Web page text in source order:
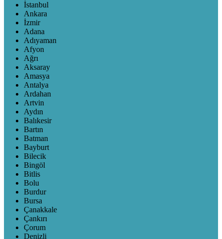
İstanbul
Ankara
İzmir
Adana
Adıyaman
Afyon
Ağrı
Aksaray
Amasya
Antalya
Ardahan
Artvin
Aydın
Balıkesir
Bartın
Batman
Bayburt
Bilecik
Bingöl
Bitlis
Bolu
Burdur
Bursa
Çanakkale
Çankırı
Çorum
Denizli